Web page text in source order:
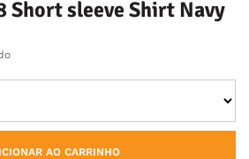
Short sleeve Shirt Navy
AO CARRINHO